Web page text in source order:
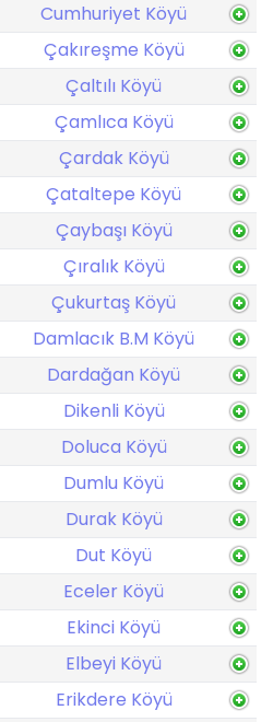
Cumhuriyet Köyü
Çakıreşme Köyü
Çaltılı Köyü
Çamlıca Köyü
Çardak Köyü
Çataltepe Köyü
Çaybaşı Köyü
Çıralık Köyü
Çukurtaş Köyü
Damlacık B.M Köyü
Dardağan Köyü
Dikenli Köyü
Doluca Köyü
Dumlu Köyü
Durak Köyü
Dut Köyü
Eceler Köyü
Ekinci Köyü
Elbeyi Köyü
Erikdere Köyü